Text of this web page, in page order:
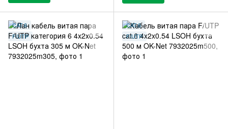
CAT.6
F/UTP
CAT.6
F/UTP